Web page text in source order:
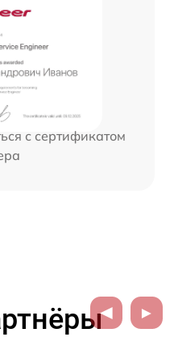
с сертификатом